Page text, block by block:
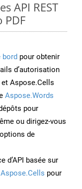
API REST
PDF
bord pour obtenir
d’autorisation
Aspose.Cells
Aspose.Words
pour
ou dirigez-vous
de
d’API basée sur
Aspose.Cells pour